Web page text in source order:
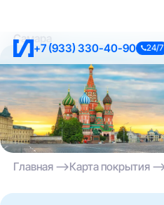
+7 (933) 330-40-90 24/7
Самара
Главная Карта покрытия